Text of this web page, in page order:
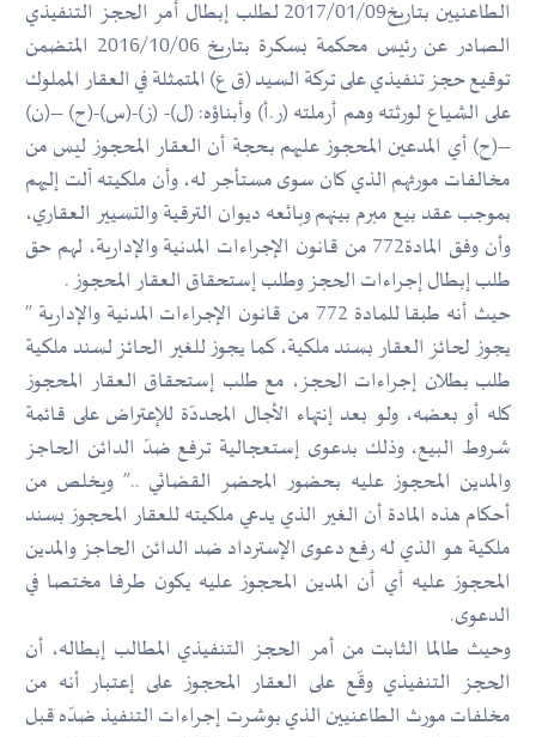
الطاعنيين بتاريخ2017/01/09 لطلب إبطال أمر الحجز التنفيذي
الصادر عن رئيس محكمة بسكرة بتاريخ 2016/10/06 المتضمن
توقيع حجز تنفيذي على تركة السيد (ق ع) المتمثلة في العقار المملوك
على الشياع لورثته وهم أرملته (ر.أ) وأبناؤه: (ل)- (ز)-(س)-(ح) –(ن)
–(ح) أي المدعين المحجوز عليهم بحجة أن العقار المحجوز ليس من
مخالفات مورثهم الذي كان سوى مستأجر له، وأن ملكيته آلت إليهم
بموجب عقد بيع مبرم بينهم وبائعه ديوان الترقية والتسيير العقاري،
وأن وفق المادة772 من قانون الإجراءات المدنية والإدارية، لهم حق
طلب إبطال إجراءات الحجز وطلب إستحقاق العقار المحجوز .
حيث أنه طبقا للمادة 772 من قانون الإجراءات المدنية والإدارية ”
يجوز لحائز العقار بسند ملكية، كما يجوز للغير الحائز لسند ملكية
طلب بطلان إجراءات الحجز، مع طلب إستحقاق العقار المحجوز
كله أو بعضه، ولو بعد إنتهاء الأجال المحددّة للإعتراض على قائمة
شروط البيع، وذلك بدعوى إستعجالية ترفع ضدّ الدائن الحاجز
والمدين المحجوز عليه بحضور المحضر القضائي ..” ويخلص من
أحكام هذه المادة أن الغير الذي يدعي ملكيته للعقار المحجوز بسند
ملكية هو الذي له رفع دعوى الإسترداد ضد الدائن الحاجز والمدين
المحجوز عليه أي أن المدين المحجوز عليه يكون طرفا مختصا في
الدعوى.
وحيث طالما الثابت من أمر الحجز التنفيذي المطالب إبطاله، أن
الحجز التنفيذي وقّع على العقار المحجوز على إعتبار أنه من
مخلفات مورث الطاعنيين الذي بوشرت إجراءات التنفيذ ضدّه قبل